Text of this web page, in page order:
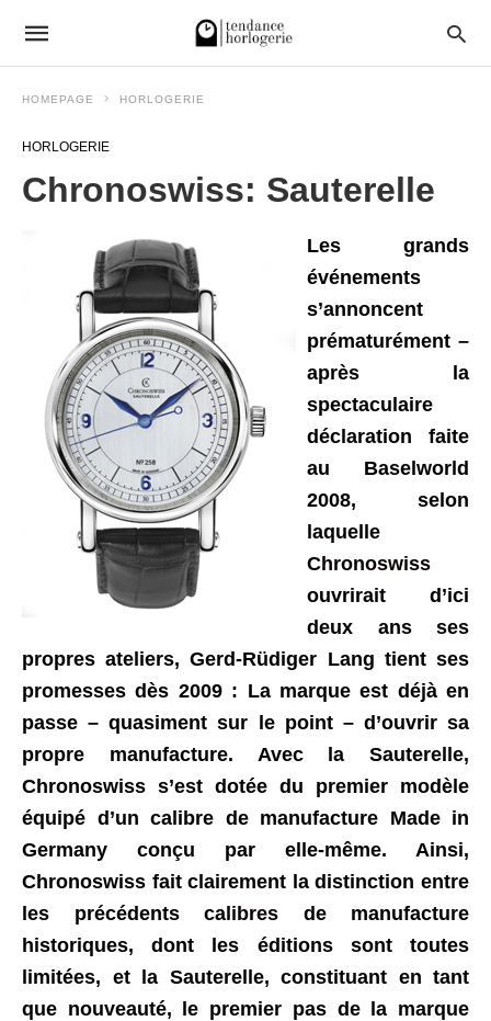
HOMEPAGE HORLOGERIE
HORLOGERIE
Chronoswiss: Sauterelle
Les grands
événements
s’annoncent
prématurément –
après la
spectaculaire
déclaration faite
au Baselworld
2008, selon
laquelle
Chronoswiss
ouvrirait d’ici
deux ans ses
propres ateliers, Gerd-Rüdiger Lang tient ses
promesses dès 2009 : La marque est déjà en
passe – quasiment sur le point – d’ouvrir sa
propre manufacture. Avec la Sauterelle,
Chronoswiss s’est dotée du premier modèle
équipé d’un calibre de manufacture Made in
Germany conçu par elle-même. Ainsi,
Chronoswiss fait clairement la distinction entre
les précédents calibres de manufacture
historiques, dont les éditions sont toutes
limitées, et la Sauterelle, constituant en tant
que nouveauté, le premier pas de la marque